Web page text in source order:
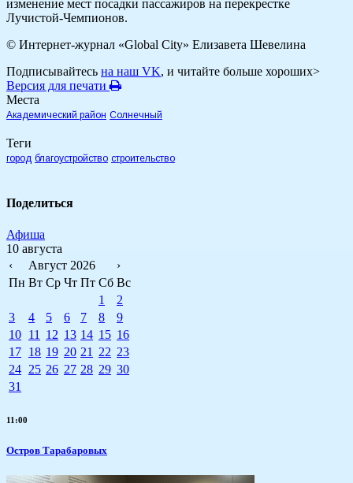
изменение мест посадки пассажиров на перекрестке
Лучистой-Чемпионов.
© Интернет-журнал «Global City» Елизавета Шевелина
Подписывайтесь на наш VK, и читайте больше хороших>
Версия для печати
Места
Академический район Солнечный
Теги
город благоустройство строительство
Поделиться
Афиша
10 августа
‹
Август 2026
›
Пн Вт Ср Чт Пт Сб Вс
1
2
3
4 5 6 7 8
9
10 11 12 13 14 15 16
17 18 19 20 21 22 23
24 25 26 27 28 29 30
31
11:00
Остров Тарабаровых